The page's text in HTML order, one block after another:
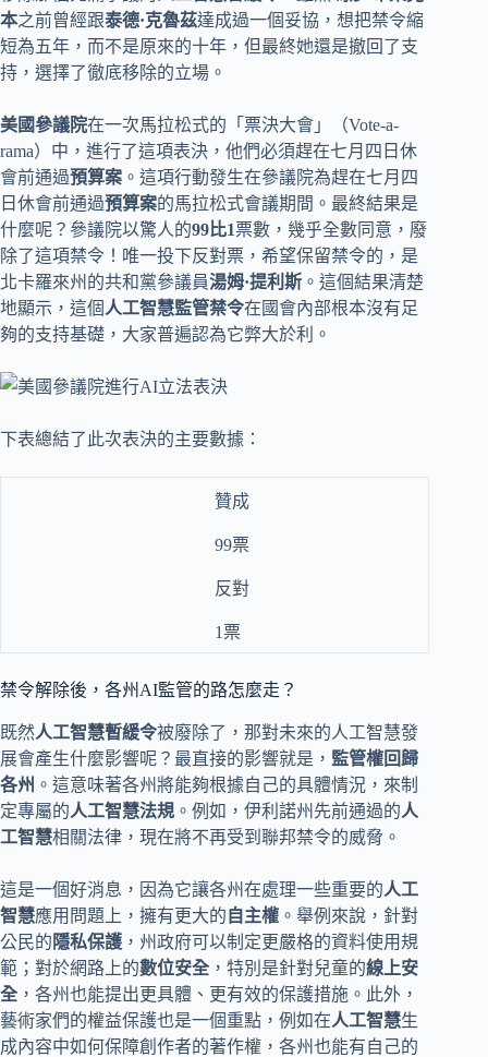
本之前曾經跟泰德·克魯茲達成過一個妥協，想把禁令縮
短為五年，而不是原來的十年，但最終她還是撤回了支
持，選擇了徹底移除的立場。
美國參議院在一次馬拉松式的「票決大會」（Vote-a-
rama）中，進行了這項表決，他們必須趕在七月四日休
會前通過預算案 。這項行動發生在參議院為趕在七月四
日休會前通過預算案的馬拉松式會議期間。最終結果是
什麼呢？參議院以驚人的99比1票數，幾乎全數同意，廢
除了這項禁令！唯一投下反對票，希望保留禁令的，是
北卡羅來州的共和黨參議員湯姆·提利斯 。這個結果清楚
地顯示，這個 人工智慧監管禁令在國會內部根本沒有足
夠的支持基礎，大家普遍認為它弊大於利。
下表總結了此次表決的主要數據：
贊成
99票
反對
1票
禁令解除後，各州AI監管的路怎麼走？
既然人工智慧暫緩令被廢除了，那對未來的人工智慧發
展會產生什麼影響呢？最直接的影響就是， 監管權回歸
各州 。這意味著各州將能夠根據自己的具體情況，來制
定專屬的人工智慧法規 。例如，伊利諾州先前通過的人
工智慧相關法律，現在將不再受到聯邦禁令的威脅。
這是一個好消息，因為它讓各州在處理一些重要的人工
智慧應用問題上，擁有更大的 自主權 。舉例來說，針對
公民的 隱私保護 ，州政府可以制定更嚴格的資料使用規
範；對於網路上的數位安全 ，特別是針對兒童的線上安
全 ，各州也能提出更具體、更有效的保護措施。此外，
藝術家們的權益保護也是一個重點，例如在人工智慧生
成內容中如何保障創作者的著作權，各州也能有自己的